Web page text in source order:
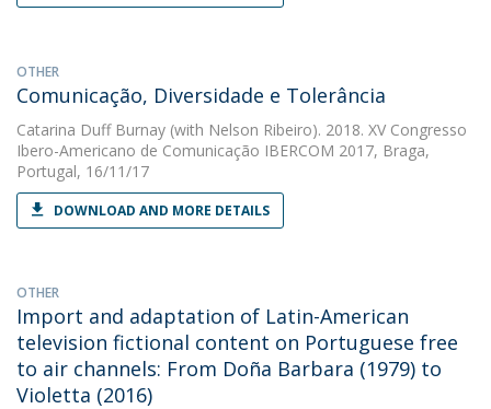
OTHER
Comunicação, Diversidade e Tolerância
Catarina Duff Burnay (with Nelson Ribeiro). 2018. XV Congresso
Ibero-Americano de Comunicação IBERCOM 2017, Braga,
Portugal, 16/11/17
DOWNLOAD AND MORE DETAILS
OTHER
Import and adaptation of Latin-American
television fictional content on Portuguese free
to air channels: From Doña Barbara (1979) to
Violetta (2016)